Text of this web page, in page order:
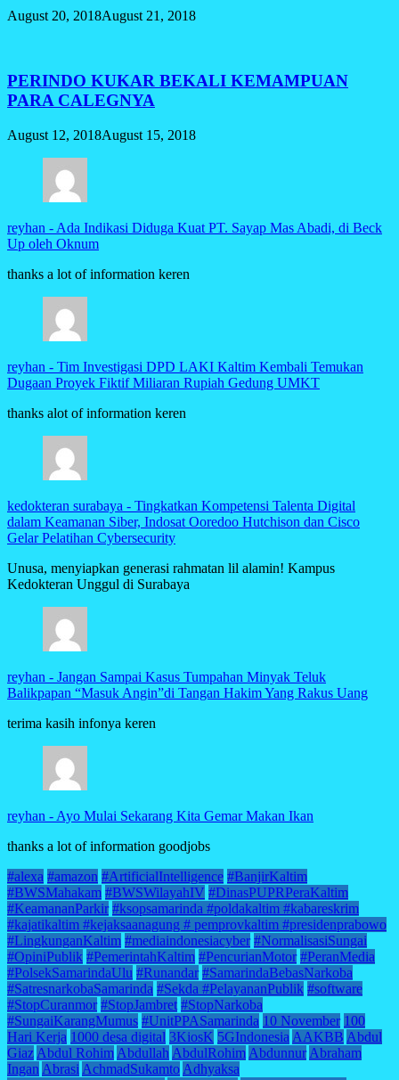
August 20, 2018August 21, 2018
PERINDO KUKAR BEKALI KEMAMPUAN
PARA CALEGNYA
August 12, 2018August 15, 2018
reyhan - Ada Indikasi Diduga Kuat PT. Sayap Mas Abadi, di Beck
Up oleh Oknum
thanks a lot of information keren
reyhan - Tim Investigasi DPD LAKI Kaltim Kembali Temukan
Dugaan Proyek Fiktif Miliaran Rupiah Gedung UMKT
thanks alot of information keren
kedokteran surabaya - Tingkatkan Kompetensi Talenta Digital
dalam Keamanan Siber, Indosat Ooredoo Hutchison dan Cisco
Gelar Pelatihan Cybersecurity
Unusa, menyiapkan generasi rahmatan lil alamin! Kampus
Kedokteran Unggul di Surabaya
reyhan - Jangan Sampai Kasus Tumpahan Minyak Teluk
Balikpapan “Masuk Angin”di Tangan Hakim Yang Rakus Uang
terima kasih infonya keren
reyhan - Ayo Mulai Sekarang Kita Gemar Makan Ikan
thanks a lot of information goodjobs
#alexa #amazon #ArtificialIntelligence #BanjirKaltim
#BWSMahakam #BWSWilayahIV #DinasPUPRPeraKaltim
#KeamananParkir #ksopsamarinda #poldakaltim #kabareskrim
#kajatikaltim #kejaksaanagung # pemprovkaltim #presidenprabowo
#LingkunganKaltim #mediaindonesiacyber #NormalisasiSungai
#OpiniPublik #PemerintahKaltim #PencurianMotor #PeranMedia
#PolsekSamarindaUlu #Runandar #SamarindaBebasNarkoba
#SatresnarkobaSamarinda #Sekda #PelayananPublik #software
#StopCuranmor #StopJambret #StopNarkoba
#SungaiKarangMumus #UnitPPASamarinda 10 November 100
Hari Kerja 1000 desa digital 3KiosK 5GIndonesia AAKBB Abdul
Giaz Abdul Rohim Abdullah AbdulRohim Abdunnur Abraham
Ingan Abrasi AchmadSukamto Adhyaksa